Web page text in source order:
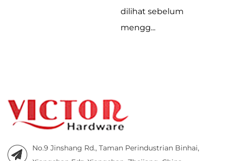
dilihat sebelum
mengg...
No.9 Jinshang Rd., Taman Perindustrian Binhai,